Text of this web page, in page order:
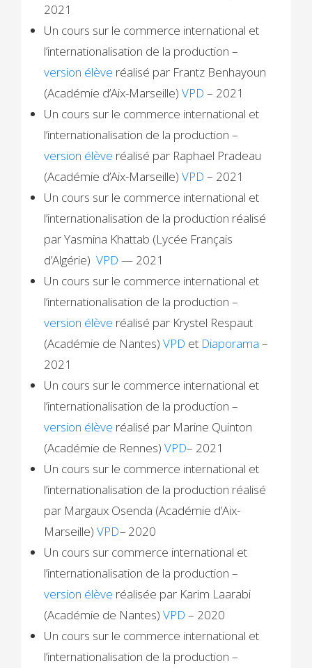
2021
Un cours sur le commerce international et
l’internationalisation de la production –
version élève réalisé par Frantz Benhayoun
(Académie d’Aix-Marseille)VPD – 2021
Un cours sur le commerce international et
l’internationalisation de la production –
version élève réalisé par Raphael Pradeau
(Académie d’Aix-Marseille)VPD – 2021
Un cours sur le commerce international et
l’internationalisation de la production réalisé
par Yasmina Khattab (Lycée Français
d’Algérie)VPD — 2021
Un cours sur le commerce international et
l’internationalisation de la production –
version élève réalisé par Krystel Respaut
(Académie de Nantes)VPD et Diaporama –
2021
Un cours sur le commerce international et
l’internationalisation de la production –
version élève réalisé par Marine Quinton
(Académie de Rennes)VPD– 2021
Un cours sur le commerce international et
l’internationalisation de la production réalisé
par Margaux Osenda (Académie d’Aix-
Marseille)VPD– 2020
Un cours sur commerce international et
l’internationalisation de la production –
version élève réalisée par Karim Laarabi
(Académie de Nantes)VPD – 2020
Un cours sur le commerce international et
l’internationalisation de la production –